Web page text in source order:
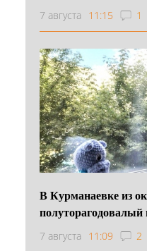
7 августа 11:15 1
В Курманаевке из
7 августа 11:09 2